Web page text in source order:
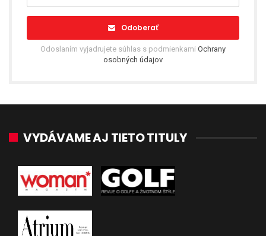
Odoberať
Odoslaním vyjadrujete súhlas s podmienkami Ochrany
osobných údajov
VYDÁVAME AJ TIETO TITULY